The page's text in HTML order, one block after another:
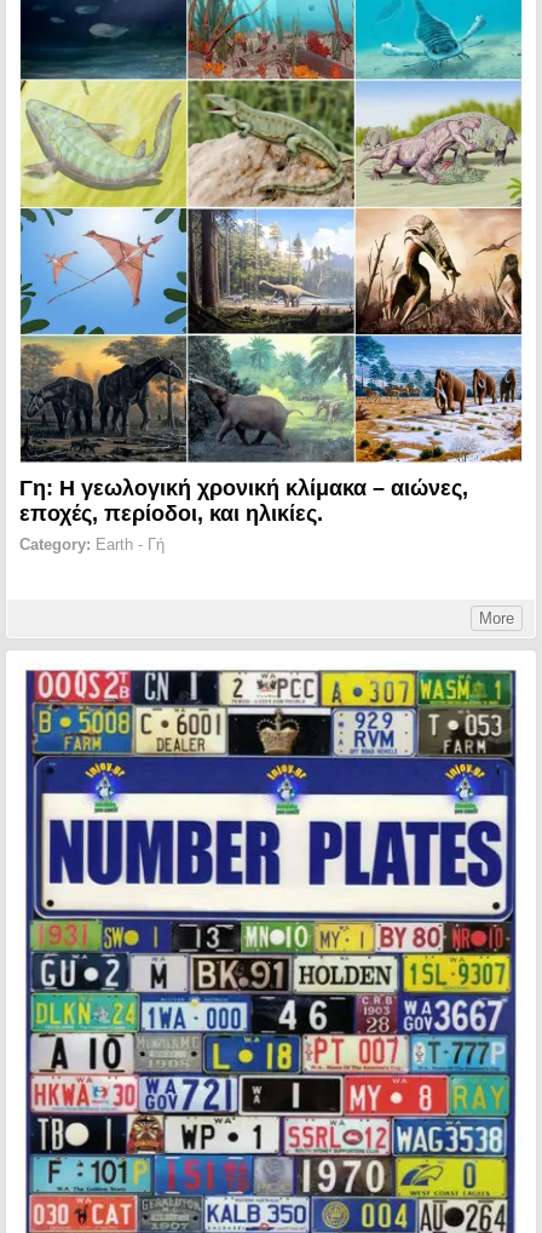
Γη: Η γεωλογική χρονική κλίμακα – αιώνες,
εποχές, περίοδοι, και ηλικίες.
Category: Earth - Γή
More